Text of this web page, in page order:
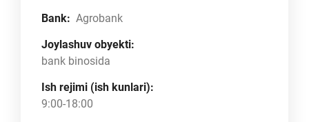
Bank: Agrobank
Joylashuv obyekti:
bank binosida
Ish rejimi (ish kunlari):
9:00-18:00